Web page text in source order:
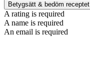
Betygsätt & bedöm receptet
A rating is required
A name is required
An email is required